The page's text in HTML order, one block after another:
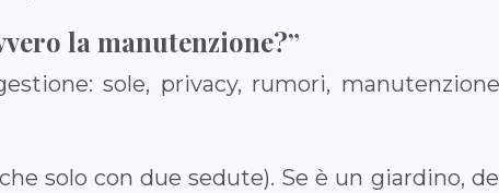
la manutenzione?”
sole, privacy, rumori,
solo con due sedute). Se è un giardino,